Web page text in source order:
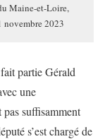
Maine-et-Loire,
novembre 2023
partie Gérald
une
pas suffisamment
s’est chargé de